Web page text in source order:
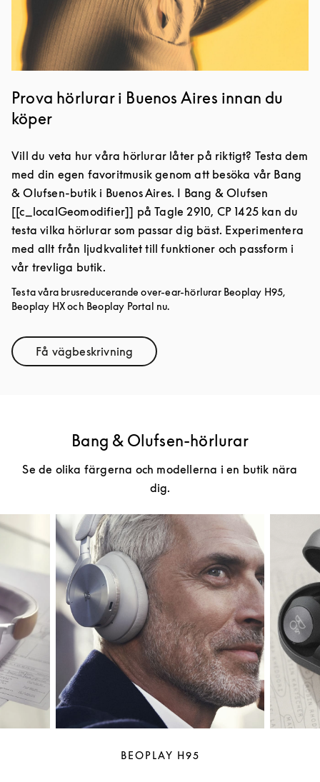
Prova hörlurar i Buenos Aires innan du
köper
Vill du veta hur våra hörlurar låter på riktigt? Testa dem
med din egen favoritmusik genom att besöka vår Bang
& Olufsen-butik i Buenos Aires. I Bang & Olufsen
[[c_localGeomodifier]] på Tagle 2910, CP 1425 kan du
testa vilka hörlurar som passar dig bäst. Experimentera
med allt från ljudkvalitet till funktioner och passform i
vår trevliga butik.
Testa våra brusreducerande over-ear-hörlurar Beoplay H95,
Beoplay HX och Beoplay Portal nu.
Få vägbeskrivningLink Opens in New Tab
Bang & Olufsen-hörlurar
Se de olika färgerna och modellerna i en butik nära
dig.
BEOPLAY H95